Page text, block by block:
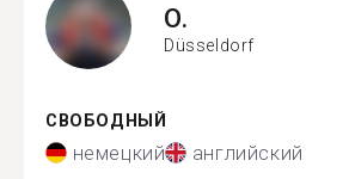
O.
Düsseldorf
СВОБОДНЫЙ
немецкий английский